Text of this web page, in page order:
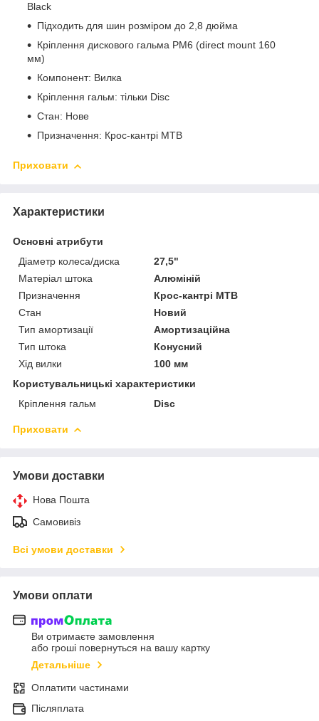
Black
Підходить для шин розміром до 2,8 дюйма
Кріплення дискового гальма PM6 (direct mount 160
мм)
Компонент: Вилка
Кріплення гальм: тільки Disc
Стан: Нове
Призначення: Крос-кантрі MTB
Приховати
Характеристики
Основні атрибути
Діаметр колеса/диска
27,5"
Матеріал штока
Алюміній
Призначення
Крос-кантрі MTB
Стан
Новий
Тип амортизації
Амортизаційна
Тип штока
Конусний
Хід вилки
100 мм
Користувальницькі характеристики
Кріплення гальм
Disc
Приховати
Умови доставки
Нова Пошта
Самовивіз
Всі умови доставки
Умови оплати
Ви отримаєте замовлення
або гроші повернуться на вашу картку
Детальніше
Оплатити частинами
Післяплата